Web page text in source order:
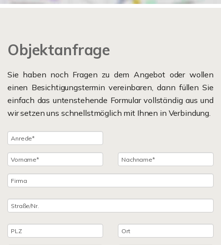
Objektanfrage
Sie haben noch Fragen zu dem Angebot oder wollen
einen Besichtigungstermin vereinbaren, dann füllen Sie
einfach das untenstehende Formular vollständig aus und
wir setzen uns schnellstmöglich mit Ihnen in Verbindung.